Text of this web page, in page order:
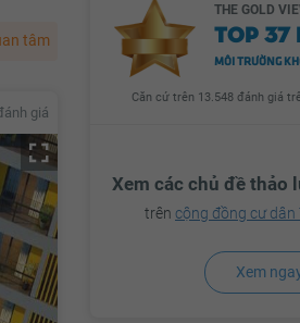
tâm
giá
THE GOLD
TOP 37
MÔI TRƯỜNG
Căn cứ trên 13.548 đánh giá
Xem các chủ đề thảo
trên cộng đồng cư dân
Xem